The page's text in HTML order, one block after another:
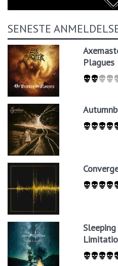
SENESTE
Plagues